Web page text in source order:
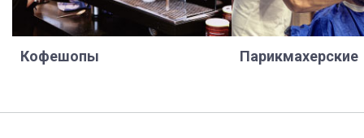
Кофешопы Парикмахерские